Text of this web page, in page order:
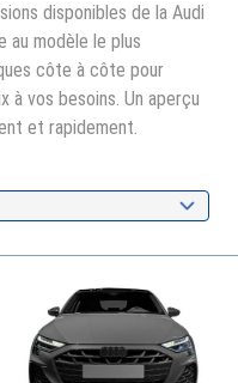
disponibles de la Audi
au modèle le plus
côte à côte pour
à vos besoins. Un aperçu
et rapidement.